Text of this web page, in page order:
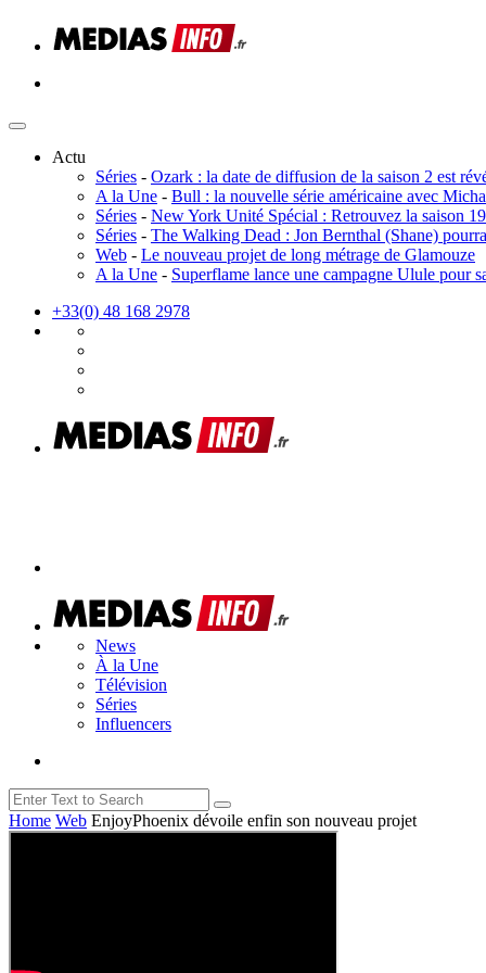
Actu
Séries - Ozark : la date de diffusion de la saison 2 est
A la Une - Bull : la nouvelle série américaine avec
Séries - New York Unité Spécial : Retrouvez la saison
Séries - The Walking Dead : Jon Bernthal (Shane)
Web - Le nouveau projet de long métrage de Glamouze
A la Une - Superflame lance une campagne Ulule pour
+33(0) 48 168 2978
News
À la Une
Télévision
Séries
Influencers
Home Web EnjoyPhoenix dévoile enfin son nouveau projet